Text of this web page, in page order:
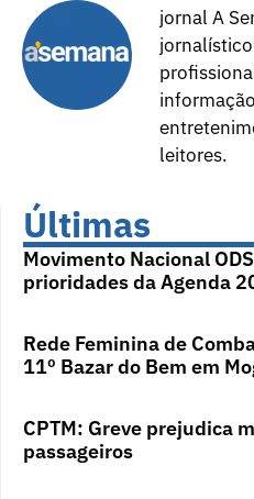
jornal A
leitores.
Últimas
Movimento Nacional
prioridades da Agenda
Rede Feminina de
11º Bazar do Bem em
CPTM: Greve prejudica
passageiros